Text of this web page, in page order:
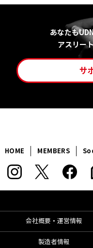
あなたも
アスリー
サ
HOME MEMBERS
会社概要・運営情報
製造者情報